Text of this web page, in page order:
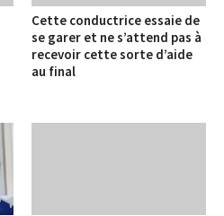
Cette conductrice essaie de
se garer et ne s’attend pas à
recevoir cette sorte d’aide
au final